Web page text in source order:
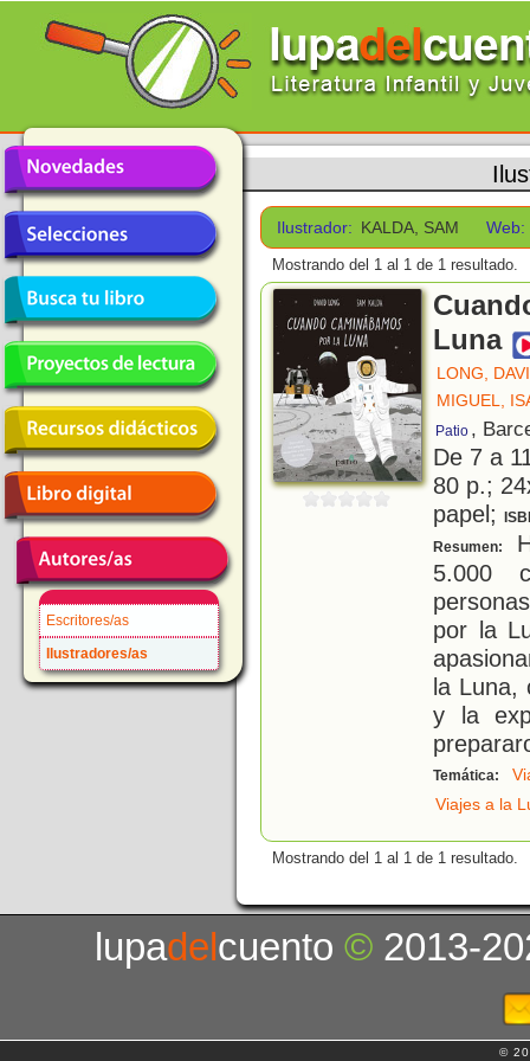
Escritores/as
Ilustradores/as
Ilustrador: KALDA, SAM Web:
Mostrando del 1 al 1 de 1 resultado.
Luna
LONG,
MIGUEL,
Patio ,
De 7 a
80 p.;
papel;
Resumen:
5.000
por la
la Luna,
y la
Temática:
Viajes a la
Mostrando del 1 al 1 de 1 resultado.
lupadelcuento© 2013-
©